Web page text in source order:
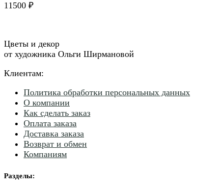
11500 ₽
Цветы и декор
от художника Ольги Ширмановой
Клиентам:
Политика обработки персональных данных
О компании
Как сделать заказ
Оплата заказа
Доставка заказа
Возврат и обмен
Компаниям
Разделы: